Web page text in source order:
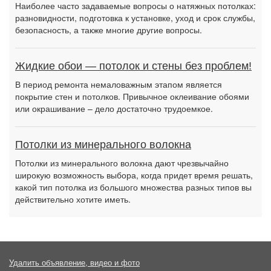
Наиболее часто задаваемые вопросы о натяжных потолках:
разновидности, подготовка к установке, уход и срок службы,
безопасность, а также многие другие вопросы.
Жидкие обои — потолок и стены без проблем!
В период ремонта немаловажным этапом является
покрытие стен и потолков. Привычное оклеивание обоями
или окрашивание – дело достаточно трудоемкое.
Потолки из минерального волокна
Потолки из минерального волокна дают чрезвычайно
широкую возможность выбора, когда придет время решать,
какой тип потолка из большого множества разных типов вы
действительно хотите иметь.
Удалить объявление, видео и фото